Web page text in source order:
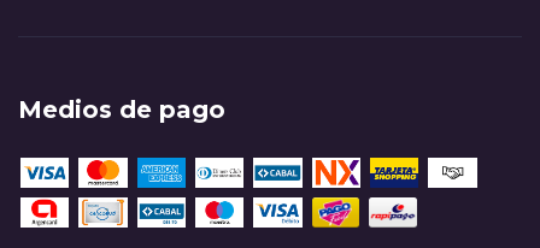
Medios de pago